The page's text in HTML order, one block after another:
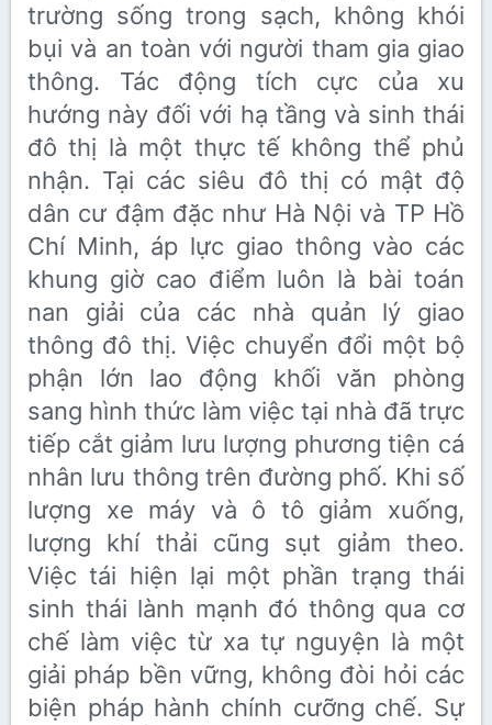
trường sống trong sạch, không khói
bụi và an toàn với người tham gia giao
thông. Tác động tích cực của xu
hướng này đối với hạ tầng và sinh thái
đô thị là một thực tế không thể phủ
nhận. Tại các siêu đô thị có mật độ
dân cư đậm đặc như Hà Nội và TP Hồ
Chí Minh, áp lực giao thông vào các
khung giờ cao điểm luôn là bài toán
nan giải của các nhà quản lý giao
thông đô thị. Việc chuyển đổi một bộ
phận lớn lao động khối văn phòng
sang hình thức làm việc tại nhà đã trực
tiếp cắt giảm lưu lượng phương tiện cá
nhân lưu thông trên đường phố. Khi số
lượng xe máy và ô tô giảm xuống,
lượng khí thải cũng sụt giảm theo.
Việc tái hiện lại một phần trạng thái
sinh thái lành mạnh đó thông qua cơ
chế làm việc từ xa tự nguyện là một
giải pháp bền vững, không đòi hỏi các
biện pháp hành chính cưỡng chế. Sự